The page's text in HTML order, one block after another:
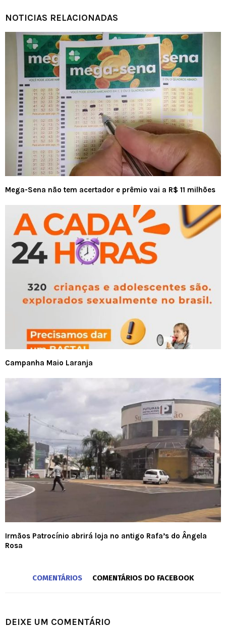
NOTICIAS RELACIONADAS
Mega-Sena não tem acertador e prêmio vai a R$ 11 milhões
Campanha Maio Laranja
Irmãos Patrocínio abrirá loja no antigo Rafa’s do Ângela
Rosa
COMENTÁRIOS COMENTÁRIOS DO FACEBOOK
DEIXE UM COMENTÁRIO